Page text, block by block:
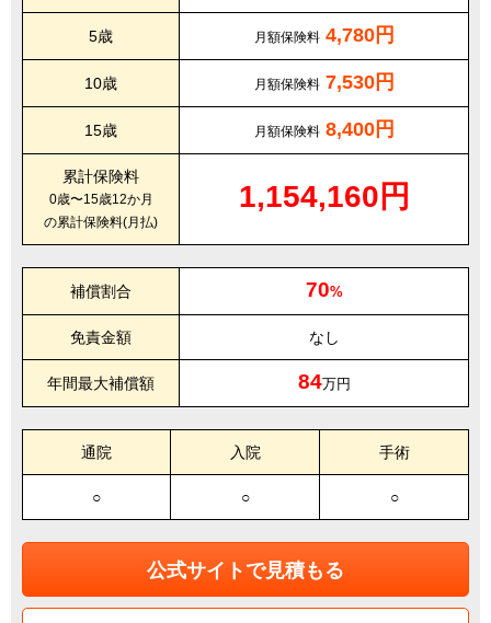
5歳 月額保険料 4,780円
10歳 月額保険料 7,530円
15歳 月額保険料 8,400円
累計保険料
0歳〜15歳12か月
の累計保険料(月払)
1,154,160円
補償割合 70%
免責金額 なし
年間最大補償額 84万円
通院 入院 手術
○ ○ ○
公式サイトで見積もる